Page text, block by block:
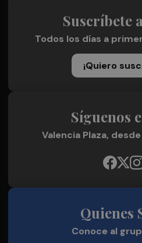
Suscríbete
Todos los días a
¡Quiero
Síguenos
Valencia Plaza,
Quienes
Conoce al